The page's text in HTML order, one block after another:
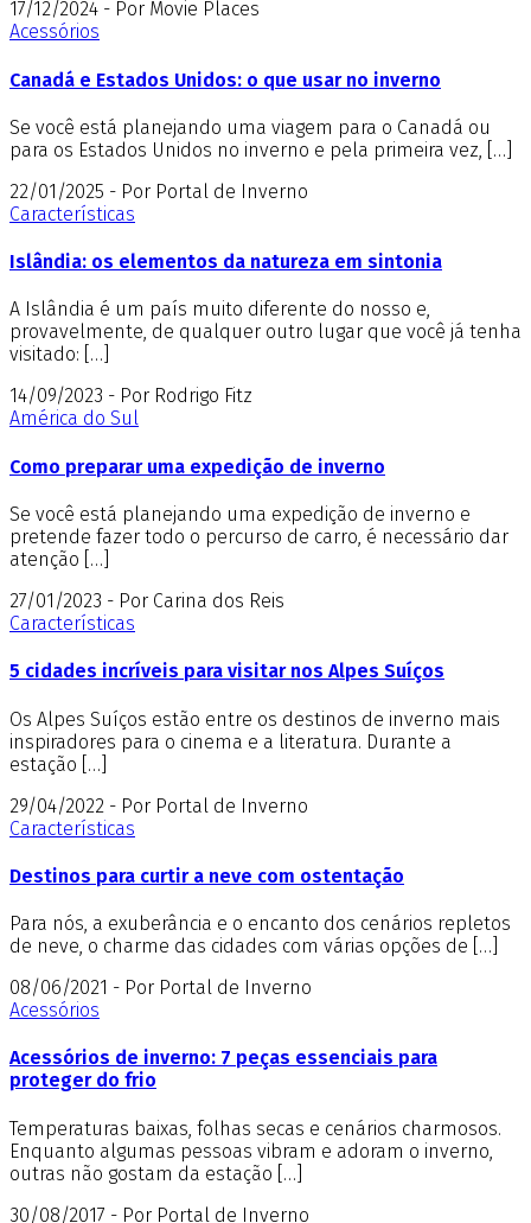
17/12/2024 - Por Movie Places
Acessórios
Canadá e Estados Unidos: o que usar no inverno
Se você está planejando uma viagem para o Canadá ou
para os Estados Unidos no inverno e pela primeira vez, […]
22/01/2025 - Por Portal de Inverno
Características
Islândia: os elementos da natureza em sintonia
A Islândia é um país muito diferente do nosso e,
provavelmente, de qualquer outro lugar que você já tenha
visitado: […]
14/09/2023 - Por Rodrigo Fitz
América do Sul
Como preparar uma expedição de inverno
Se você está planejando uma expedição de inverno e
pretende fazer todo o percurso de carro, é necessário dar
atenção […]
27/01/2023 - Por Carina dos Reis
Características
5 cidades incríveis para visitar nos Alpes Suíços
Os Alpes Suíços estão entre os destinos de inverno mais
inspiradores para o cinema e a literatura. Durante a
estação […]
29/04/2022 - Por Portal de Inverno
Características
Destinos para curtir a neve com ostentação
Para nós, a exuberância e o encanto dos cenários repletos
de neve, o charme das cidades com várias opções de […]
08/06/2021 - Por Portal de Inverno
Acessórios
Acessórios de inverno: 7 peças essenciais para
proteger do frio
Temperaturas baixas, folhas secas e cenários charmosos.
Enquanto algumas pessoas vibram e adoram o inverno,
outras não gostam da estação […]
30/08/2017 - Por Portal de Inverno